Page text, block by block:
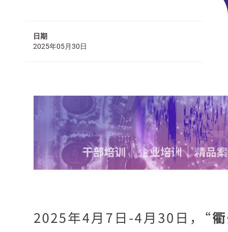
日期
2025年05月30日